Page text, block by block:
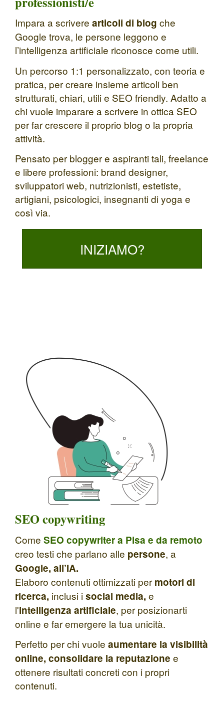
Impara a scrivere articoli di blog che
Google trova, le persone leggono e
l’intelligenza artificiale riconosce come utili.
Un percorso 1:1 personalizzato, con teoria e
pratica, per creare insieme articoli ben
strutturati, chiari, utili e SEO friendly. Adatto a
chi vuole imparare a scrivere in ottica SEO
per far crescere il proprio blog o la propria
attività.
Pensato per blogger e aspiranti tali, freelance
e libere professioni: brand designer,
sviluppatori web, nutrizionisti, estetiste,
artigiani, psicologici, insegnanti di yoga e
così via.
INIZIAMO?
SEO copywriting
Come SEO copywriter a Pisa e da remoto
creo testi che parlano alle persone, a
Google, all’IA.
Elaboro contenuti ottimizzati per motori di
ricerca, inclusi isocial media, e
l'intelligenza artificiale, per posizionarti
online e far emergere la tua unicità.
Perfetto per chi vuole aumentare la visibilità
online, consolidare la reputazione e
ottenere risultati concreti con i propri
contenuti.